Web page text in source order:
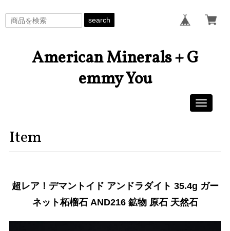
search
American Minerals + G
emmy You
Toggle
Item
超レア！デマントイド アンドラダイト 35.4g ガー
ネット柘榴石 AND216 鉱物 原石 天然石